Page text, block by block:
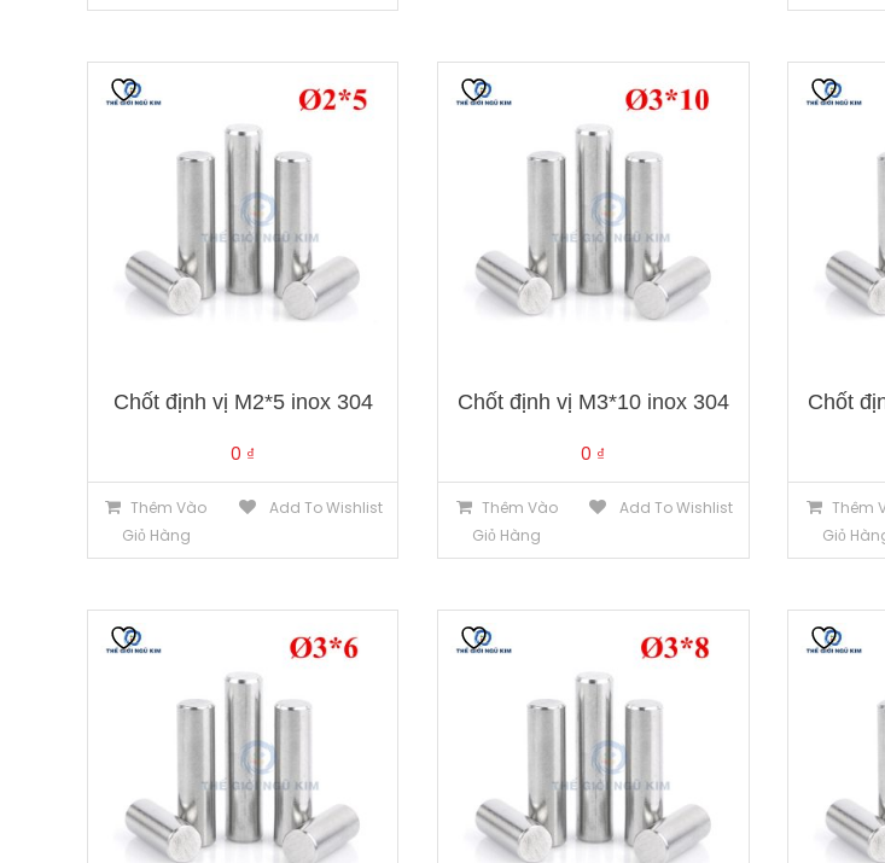
Chốt định vị M2*5 inox 304
0 ₫
Thêm Vào
Giỏ Hàng
Add To Wishlist
Chốt định vị M3*10 inox 304
0 ₫
Thêm Vào
Giỏ Hàng
Add To Wishlist
Chốt
Thêm
Giỏ